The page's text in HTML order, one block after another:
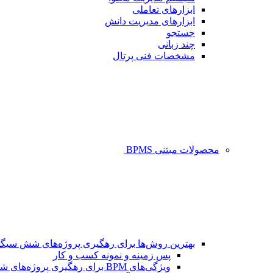
ابزارهای تعاملی
ابزارهای مدیریت دانش
جستجو
چند زبانی
مشخصات فنی پرتال
محصولات مبتنی BPMS
بهترین روش‌ها برای رهگیری پروژه‌های شش
پس زمینه و نمونه کسب و کار
ویژگی‌های BPM برای رهگیری پروژه‌های شش سیگما